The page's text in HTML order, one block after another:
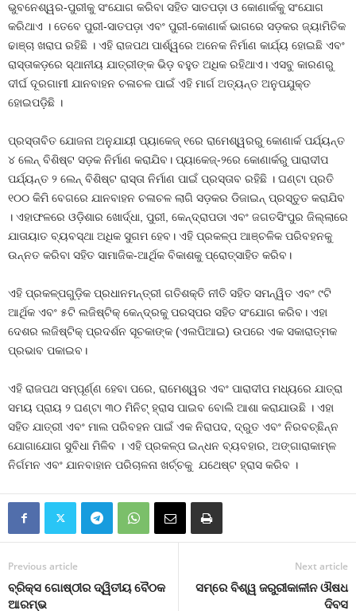
ଭୁବନେଶ୍ୱର-ପୁରୀକୁ ସଂଯୋଗ କରିବା ସହିତ ସାତପଡ଼ା ଓ କୋଣାର୍କକୁ ସଂଯୋଗ
କରିଥାଏ । ତେବେ ପୁରୀ-ସାତପଡ଼ା ଏବଂ ପୁରୀ-କୋଣାର୍କ ଭାଗରେ ସଡ଼କର ଜ୍ୟାମିତିକ
ଢାଞ୍ଚା ଖରାପ ରହିଛି । ଏହି ରାଜପଥ ପାର୍ଶ୍ୱରେ ଅନେକ ନିର୍ମାଣ କାର୍ଯ୍ୟ ହୋଇଛି ଏବଂ
ରାସ୍ତାକଡ଼ରେ ସ୍ଥାନୀୟ ଯାତ୍ରୀଙ୍କ ଭିଡ଼ ବହୁତ ଅଧିକ ରହିଥାଏ। ଏସବୁ କାରଣରୁ
ଦୀର୍ଘ ଦୂରଗାମୀ ଯାନବାହନ ଚଳାଚଳ ପାଇଁ ଏହି ମାର୍ଗ ଅତ୍ୟନ୍ତ ଅନୁପଯୁକ୍ତ
ହୋଇପଡ଼ିଛି ।
ପ୍ରସ୍ତାବିତ ଯୋଜନା ଅନୁଯାୟୀ ପ୍ୟାକେଜ୍‌ ୧ରେ ରାମେଶ୍ୱରରୁ କୋଣାର୍କ ପର୍ଯ୍ୟନ୍ତ
୪ ଲେନ୍‌ ବିଶିଷ୍ଟ ସଡ଼କ ନିର୍ମାଣ କରାଯିବ। ପ୍ୟାକେଜ୍‌-୨ରେ କୋଣାର୍କରୁ ପାରାଦୀପ
ପର୍ଯ୍ୟନ୍ତ ୨ ଲେନ୍‌ ବିଶିଷ୍ଟ ରାସ୍ତା ନିର୍ମାଣ ପାଇଁ ପ୍ରସ୍ତାବ ରହିଛି । ଘଣ୍ଟା ପ୍ରତି
୧୦୦ କିମି ବେଗରେ ଯାନବାହନ ଚଳାଚଳ ଲାଗି ସଡ଼କର ଡିଜାଇନ୍‌ ପ୍ରସ୍ତୁତ କରାଯିବ
। ଏହାଫଳରେ ଓଡ଼ିଶାର ଖୋର୍ଦ୍ଧା, ପୁରୀ, କେନ୍ଦ୍ରାପଡା ଏବଂ ଜଗତସିଂପୁର ଜିଲ୍ଲାରେ
ଯାତାୟାତ ବ୍ୟବସ୍ଥା ଅଧିକ ସୁଗମ ହେବ। ଏହି ପ୍ରକଳ୍ପ ଆଞ୍ଚଳିକ ପରିବହନକୁ
ଉନ୍ନତ କରିବା ସହିତ ସାମାଜିକ-ଆର୍ଥିକ ବିକାଶକୁ ପ୍ରୋତ୍ସାହିତ କରିବ।
ଏହି ପ୍ରକଳ୍ପଗୁଡ଼ିକ ପ୍ରଧାନମନ୍ତ୍ରୀ ଗତିଶକ୍ତି ନୀତି ସହିତ ସମନ୍ୱିତ ଏବଂ ୯ଟି
ଆର୍ଥିକ ଏବଂ ୫ଟି ଲଜିଷ୍ଟିକ୍ କେନ୍ଦ୍ରକୁ ପରସ୍ପର ସହିତ ସଂଯୋଗ କରିବ। ଏହା
ଦେଶର ଲଜିଷ୍ଟିକ୍ ପ୍ରଦର୍ଶନ ସୂଚକାଙ୍କ (ଏଲପିଆଇ) ଉପରେ ଏକ ସକାରାତ୍ମକ
ପ୍ରଭାବ ପକାଇବ।
ଏହି ରାଜପଥ ସମ୍ପୂର୍ଣ୍ଣ ହେବା ପରେ, ରାମେଶ୍ୱର ଏବଂ ପାରାଦୀପ ମଧ୍ୟରେ ଯାତ୍ରା
ସମୟ ପ୍ରାୟ ୨ ଘଣ୍ଟା ୩୦ ମିନିଟ୍ ହ୍ରାସ ପାଇବ ବୋଲି ଆଶା କରାଯାଉଛି । ଏହା
ସହିତ ଯାତ୍ରୀ ଏବଂ ମାଲ ପରିବହନ ପାଇଁ ଏକ ନିରାପଦ, ଦ୍ରୁତ ଏବଂ ନିରବଚ୍ଛିନ୍ନ
ଯୋଗାଯୋଗ ସୁବିଧା ମିଳିବ । ଏହି ପ୍ରକଳ୍ପ ଇନ୍ଧନ ବ୍ୟବହାର, ଅଙ୍ଗାରାକାମ୍ଳ
ନିର୍ଗମନ ଏବଂ ଯାନବାହାନ ପରିଚାଳନା ଖର୍ଚ୍ଚକୁ ଯଥେଷ୍ଟ ହ୍ରାସ କରିବ ।
Previous article
ବ୍ରିକ୍ସ ଗୋଷ୍ଠୀର ଦ୍ୱିତୀୟ ବୈଠକ
ଆରମ୍ଭ
Next article
ସମ୍‌ରେ ବିଶ୍ୱ ଜରୁରୀକାଳୀନ ଔଷଧ
ଦିବସ